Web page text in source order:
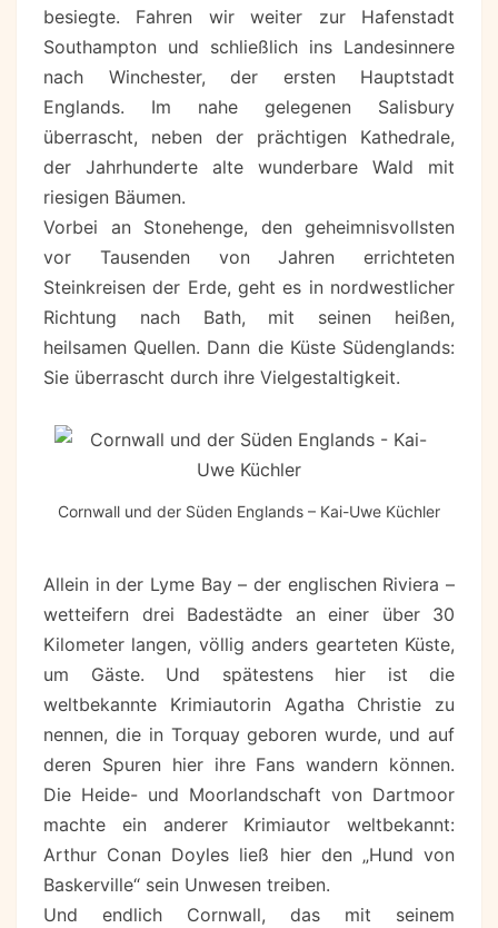
besiegte. Fahren wir weiter zur Hafenstadt
Southampton und schließlich ins Landesinnere
nach Winchester, der ersten Hauptstadt
Englands. Im nahe gelegenen Salisbury
überrascht, neben der prächtigen Kathedrale,
der Jahrhunderte alte wunderbare Wald mit
riesigen Bäumen.
Vorbei an Stonehenge, den geheimnisvollsten
vor Tausenden von Jahren errichteten
Steinkreisen der Erde, geht es in nordwestlicher
Richtung nach Bath, mit seinen heißen,
heilsamen Quellen. Dann die Küste Südenglands:
Sie überrascht durch ihre Vielgestaltigkeit.
Cornwall und der Süden Englands – Kai-Uwe Küchler
Allein in der Lyme Bay – der englischen Riviera –
wetteifern drei Badestädte an einer über 30
Kilometer langen, völlig anders gearteten Küste,
um Gäste. Und spätestens hier ist die
weltbekannte Krimiautorin Agatha Christie zu
nennen, die in Torquay geboren wurde, und auf
deren Spuren hier ihre Fans wandern können.
Die Heide- und Moorlandschaft von Dartmoor
machte ein anderer Krimiautor weltbekannt:
Arthur Conan Doyles ließ hier den „Hund von
Baskerville“ sein Unwesen treiben.
Und endlich Cornwall, das mit seinem